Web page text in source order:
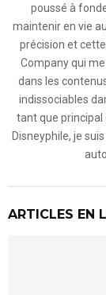
poussé à
maintenir en vie
précision et
Company qui
dans les
indissociables
tant que principal
Disneyphile, je
ARTICLES EN